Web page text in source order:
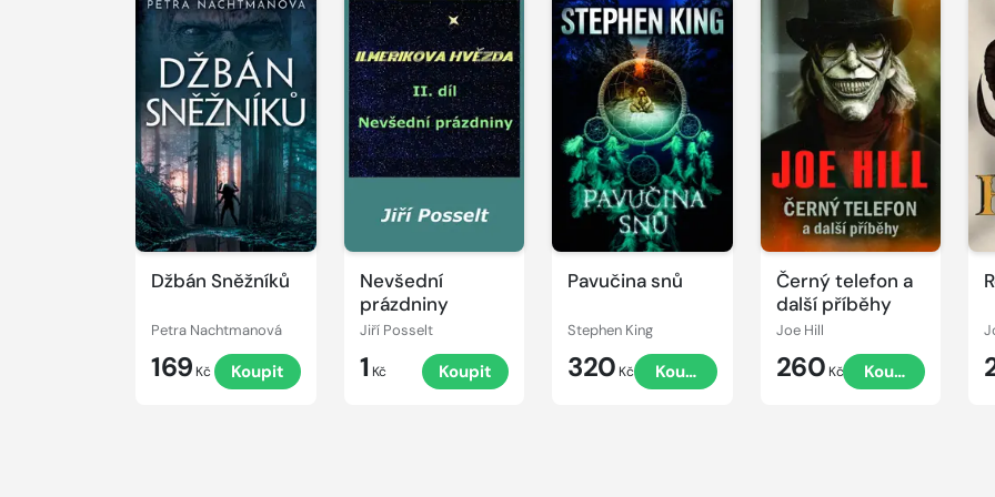
Džbán Sněžníků
Petra Nachtmanová
169 Kč Koupit
Nevšední
prázdniny
Jiří Posselt
1 Kč Koupit
Pavučina snů
Stephen King
320 Kč Koupit
Černý telefon a
další příběhy
Joe Hill
260 Kč Koupit